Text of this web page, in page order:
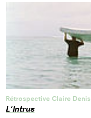
Rétrospective Claire Denis
L'Intrus